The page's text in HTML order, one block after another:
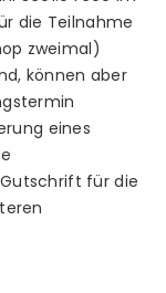
die Teilnahme
zweimal)
können aber
eines
für die